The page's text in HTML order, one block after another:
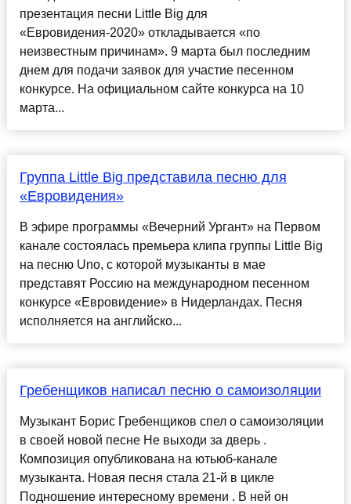
презентация песни Little Big для
«Евровидения-2020» откладывается «по
неизвестным причинам». 9 марта был последним
днем для подачи заявок для участие песенном
конкурсе. На официальном сайте конкурса на 10
марта...
Группа Little Big представила песню для
«Евровидения»
В эфире программы «Вечерний Ургант» на Первом
канале состоялась премьера клипа группы Little Big
на песню Uno, с которой музыканты в мае
представят Россию на международном песенном
конкурсе «Евровидение» в Нидерландах. Песня
исполняется на английско...
Гребенщиков написал песню о самоизоляции
Музыкант Борис Гребенщиков спел о самоизоляции
в своей новой песне Не выходи за дверь .
Композиция опубликована на ютьюб-канале
музыканта. Новая песня стала 21-й в цикле
Подношение интересному времени . В ней он